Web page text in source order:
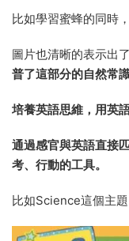
比如學習蜜蜂的同時
圖片也清晰的表示出
普了這部分的自然常識
培養英語思維，用英
通過感官與英語直接
考、行動的工具。
比如Science這個主